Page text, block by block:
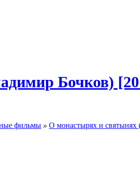
Бочков)
фильмы » О монастырях и святынях